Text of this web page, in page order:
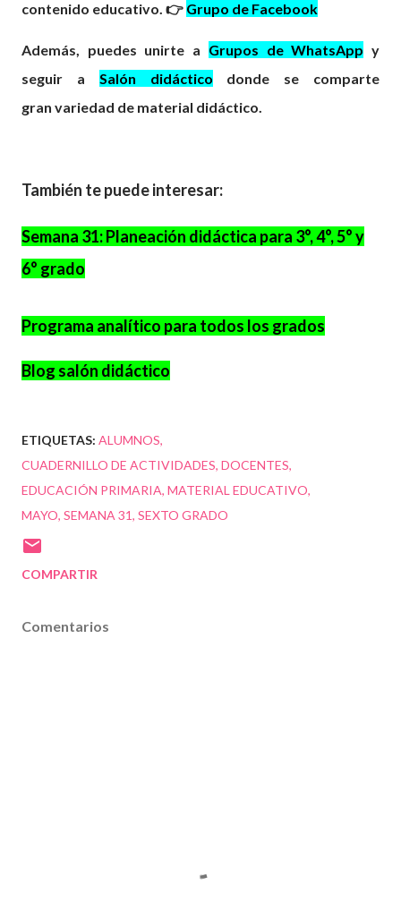
contenido educativo. 👉 Grupo de Facebook
Además, puedes unirte a Grupos de WhatsApp y
seguir a Salón didáctico
donde se comparte
gran variedad de material didáctico.
También te puede interesar:
Semana 31: Planeación didáctica para 3°, 4°, 5° y
6° grado
Programa analítico para todos los grados
Blog salón didáctico
ETIQUETAS: ALUMNOS
CUADERNILLO DE ACTIVIDADES DOCENTES
EDUCACIÓN PRIMARIA MATERIAL EDUCATIVO
MAYO SEMANA 31 SEXTO GRADO
COMPARTIR
Comentarios